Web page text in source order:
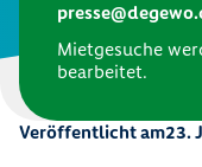
Mietgesuche
bearbeitet.
Veröffentlicht am23.